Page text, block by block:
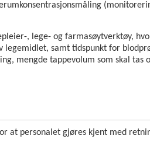
, lege- og farmasøytverktøy,
samt tidspunkt for
mengde tappevolum som skal tas
at personalet gjøres kjent med